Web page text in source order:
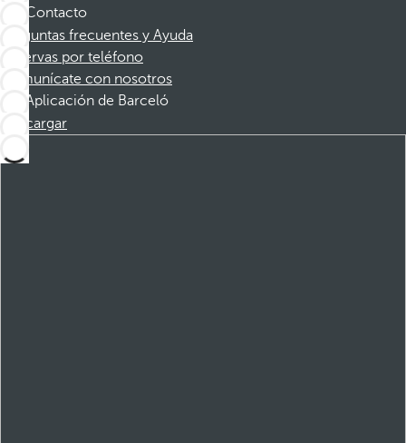
Contacto
Preguntas frecuentes y Ayuda
Reservas por teléfono
Comunícate con nosotros
Aplicación de Barceló
Descargar